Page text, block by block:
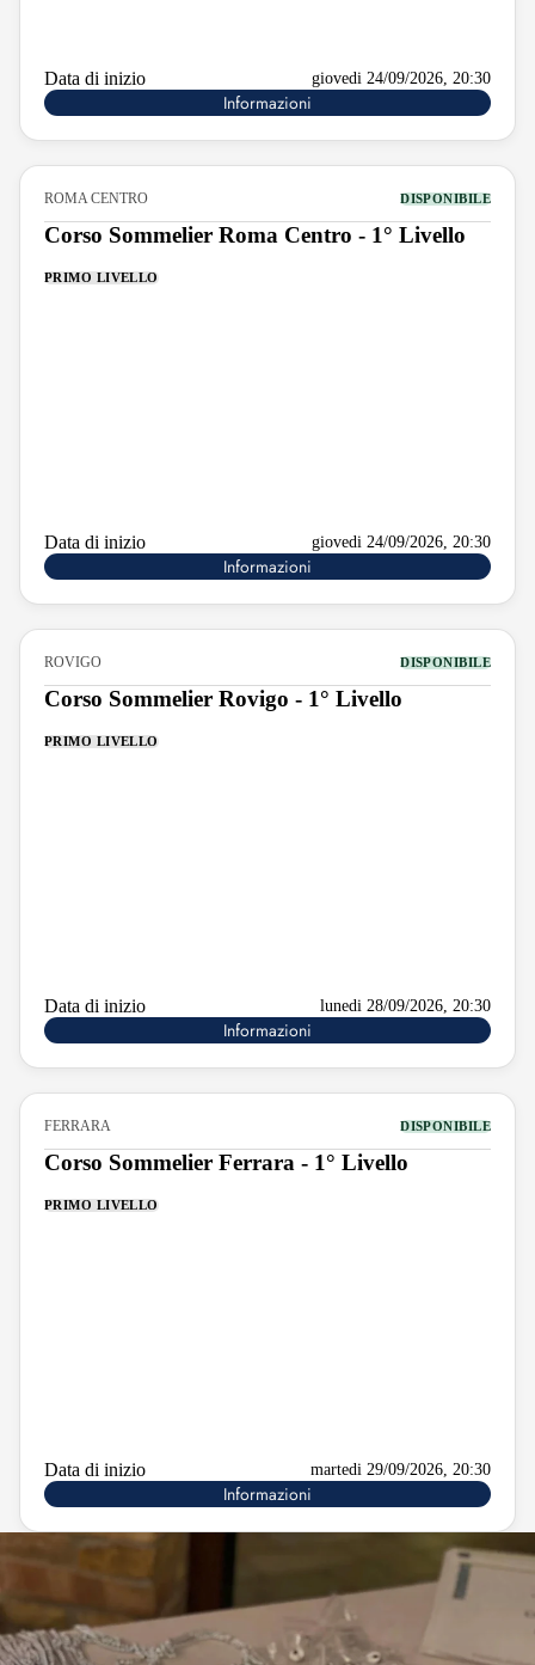
Data di inizio giovedi 24/09/2026, 20:30
Informazioni
ROMA CENTRO DISPONIBILE
Corso Sommelier Roma Centro - 1° Livello
PRIMO LIVELLO
Data di inizio giovedi 24/09/2026, 20:30
Informazioni
ROVIGO DISPONIBILE
Corso Sommelier Rovigo - 1° Livello
PRIMO LIVELLO
Data di inizio lunedi 28/09/2026, 20:30
Informazioni
FERRARA DISPONIBILE
Corso Sommelier Ferrara - 1° Livello
PRIMO LIVELLO
Data di inizio martedi 29/09/2026, 20:30
Informazioni